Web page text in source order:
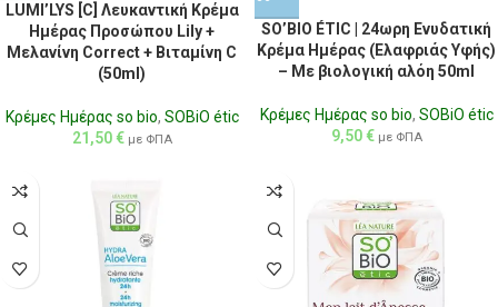
LUMI’LYS [C] Λευκαντική Κρέμα
Ημέρας Προσώπου Lily +
Μελανίνη Correct + Βιταμίνη C
(50ml)
Κρέμες Ημέρας so bio, SOBiO étic
21,50€ με ΦΠΑ
SO’BIO ÉTIC | 24ωρη Ενυδατική
Κρέμα Ημέρας (Ελαφριάς Υφής)
– Με βιολογική αλόη 50ml
Κρέμες Ημέρας so bio, SOBiO étic
9,50€ με ΦΠΑ